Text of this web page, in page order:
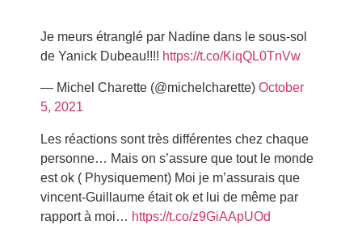
Je meurs étranglé par Nadine dans le sous-sol
de Yanick Dubeau!!!! https://t.co/KiqQL0TnVw
— Michel Charette (@michelcharette) October
5, 2021
Les réactions sont très différentes chez chaque
personne… Mais on s’assure que tout le monde
est ok ( Physiquement) Moi je m’assurais que
vincent-Guillaume était ok et lui de même par
rapport à moi… https://t.co/z9GiAApUOd